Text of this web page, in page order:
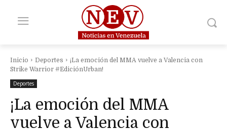
Inicio Deportes
¡La emoción del MMA vuelve a Valencia con
Strike Warrior #EdiciónUrban!
Deportes
¡La emoción del MMA
vuelve a Valencia con